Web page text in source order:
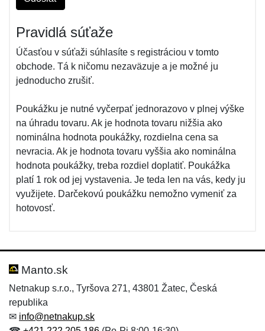
Pravidlá súťaže
Účasťou v súťaži súhlasíte s registráciou v tomto
obchode. Tá k ničomu nezaväzuje a je možné ju
jednoducho zrušiť.
Poukážku je nutné vyčerpať jednorazovo v plnej výške
na úhradu tovaru. Ak je hodnota tovaru nižšia ako
nominálna hodnota poukážky, rozdielna cena sa
nevracia. Ak je hodnota tovaru vyššia ako nominálna
hodnota poukážky, treba rozdiel doplatiť. Poukážka
platí 1 rok od jej vystavenia. Je teda len na vás, kedy ju
využijete. Darčekovú poukážku nemožno vymeniť za
hotovosť.
Manto.sk
Netnakup s.r.o., Tyršova 271, 43801 Žatec, Česká
republika
✉ info@netnakup.sk